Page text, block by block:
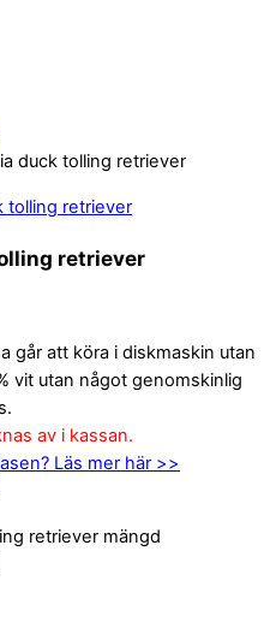
duck tolling retriever
retriever
går att köra i diskmaskin utan
vit utan något genomskinlig
av i kassan.
Läs mer här >>
retriever mängd